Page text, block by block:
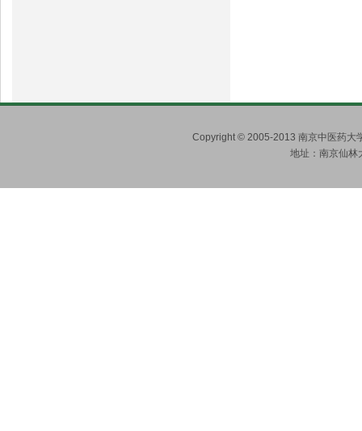
Copyright © 2005-2013 南京中医药大
地址：南京仙林